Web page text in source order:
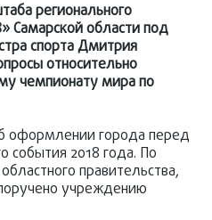
регионального
Самарской области под
спорта Дмитрия
относительно
чемпионату мира по
оформлении города перед
события 2018 года. По
правительства,
учреждению